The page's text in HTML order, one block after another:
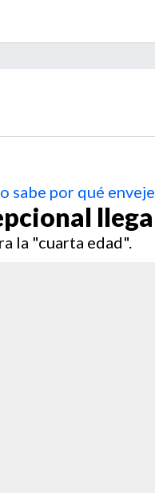
sabe por qué
la "cuarta edad".